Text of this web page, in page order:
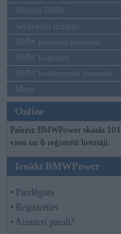
Mēneša BMW
Sērijveida tūnings
BMW pasaules jaunumi
BMW koncepti
BMW konkurentu jaunumi
Moto
Online
Pašreiz BMWPower skatās 101
viesi un 6 reģistrēti lietotāji.
Ienākt BMWPower
• Pieslēgties
• Reģistrēties
• Aizmirsi paroli?